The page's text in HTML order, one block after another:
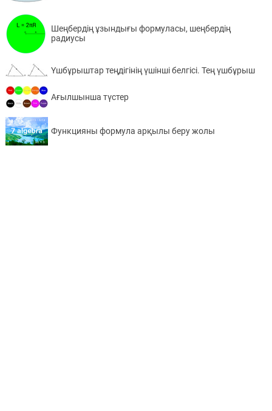
Шеңбердің ұзындығы формуласы, шеңбердің
радиусы
Үшбұрыштар теңдігінің үшінші белгісі. Тең үшбұрыш
Ағылшынша түстер
Функцияны формула арқылы беру жолы